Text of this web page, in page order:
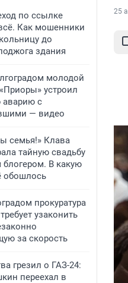
по ссылке
Как мошенники
до
здания
молодой
устроил
аварию с
— видео
семья!» Клава
тайную свадьбу
блогером. В какую
обошлось
прокуратура
узаконить
за скорость
грезил о ГАЗ-24:
переехал в
25